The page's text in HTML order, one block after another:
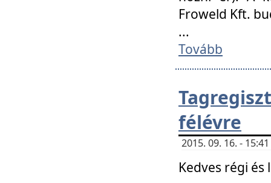
Froweld Kft.
...
Tovább
félévre
2015. 09. 16. -
Kedves régi